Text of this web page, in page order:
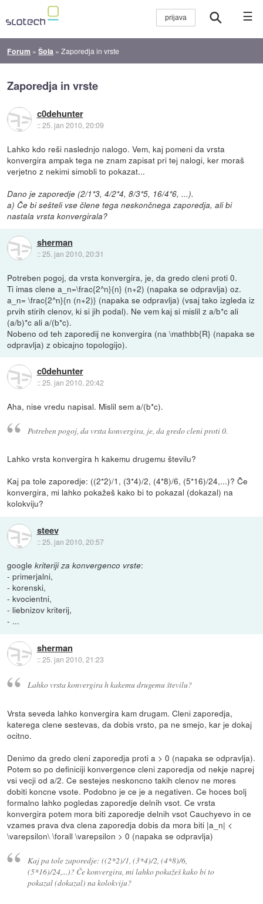
☰
Forum »Šola »Zaporedja in vrste
Zaporedja in vrste
c0dehunter
::25. jan 2010, 20:09
Lahko kdo reši naslednjo nalogo. Vem, kaj pomeni da vrsta
konvergira ampak tega ne znam zapisat pri tej nalogi, ker moraš
verjetno z nekimi simobli to pokazat...
Dano je zaporedje (2/1*3, 4/2*4, 8/3*5, 16/4*6, ...).
a) Če bi sešteli vse člene tega neskončnega zaporedja, ali bi
nastala vrsta konvergirala?
sherman
::25. jan 2010, 20:31
Potreben pogoj, da vrsta konvergira, je, da gredo cleni proti 0.
Ti imas clenea_n=\frac{2^n}{n} (n+2) (napaka se odpravlja) oz.
a_n= \frac{2^n}{n (n+2)} (napaka se odpravlja) (vsaj tako izgleda iz
prvih stirih clenov, ki si jih podal). Ne vem kaj si mislil z a/b*c ali
(a/b)*c ali a/(b*c).
Nobeno od teh zaporedij ne konvergira (na\mathbb{R} (napaka se
odpravlja) z obicajno topologijo).
c0dehunter
::25. jan 2010, 20:42
Aha, nise vredu napisal. Mislil sem a/(b*c).
Potreben pogoj, da vrsta konvergira, je, da gredo cleni proti 0.
Lahko vrsta konvergira h kakemu drugemu številu?
Kaj pa tole zaporedje: ((2*2)/1, (3*4)/2, (4*8)/6, (5*16)/24,...)? Če
konvergira, mi lahko pokažeš kako bi to pokazal (dokazal) na
kolokviju?
steev
::25. jan 2010, 20:57
googlekriteriji za konvergenco vrste:
- primerjalni,
- korenski,
- kvocientni,
- liebnizov kriterij,
- ...
sherman
::25. jan 2010, 21:23
Lahko vrsta konvergira h kakemu drugemu številu?
Vrsta seveda lahko konvergira kam drugam. Cleni zaporedja,
katerega clene sestevas, da dobis vrsto, pa ne smejo, kar je dokaj
ocitno.
Denimo da gredo cleni zaporedja protia > 0 (napaka se odpravlja).
Potem so po definiciji konvergence cleni zaporedja od nekje naprej
vsi vecji od a/2. Ce sestejes neskoncno takih clenov ne mores
dobiti koncne vsote. Podobno je ce je a negativen. Ce hoces bolj
formalno lahko pogledas zaporedje delnih vsot. Ce vrsta
konvergira potem mora biti zaporedje delnih vsot Cauchyevo in ce
vzames prava dva clena zaporedja dobis da mora biti |a_n| <
\varepsilon\ \forall \varepsilon > 0 (napaka se odpravlja)
Kaj pa tole zaporedje: ((2*2)/1, (3*4)/2, (4*8)/6,
(5*16)/24,...)? Če konvergira, mi lahko pokažeš kako bi to
pokazal (dokazal) na kolokviju?